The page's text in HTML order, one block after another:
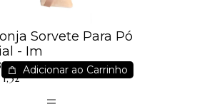
Sorvete Para Pó
- Im
1,32
Adicionar ao Carrinho